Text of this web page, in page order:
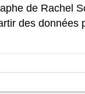
de Rachel
des données